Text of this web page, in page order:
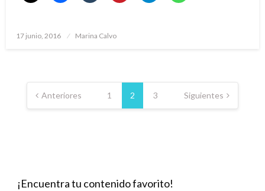
Publicado
17 junio, 2016 Marina Calvo
Paginación
de
entradas
Anteriores 1 2 3 Siguientes
¡Encuentra tu contenido favorito!